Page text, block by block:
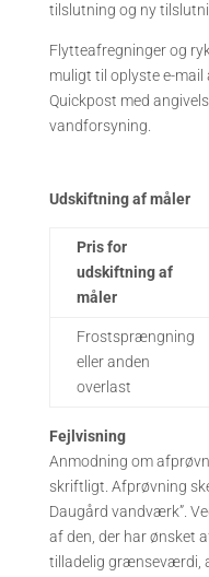
tilslutning og ny
Flytteafregninger og
muligt til oplyste e-mail
Quickpost med
vandforsyning.
Udskiftning af måler
Pris for
udskiftning af
måler
Frostsprængning
eller anden
overlast
Fejlvisning
Anmodning om
skriftligt. Afprøvning
Daugård vandværk”.
af den, der har ønsket
tilladelig grænseværdi,